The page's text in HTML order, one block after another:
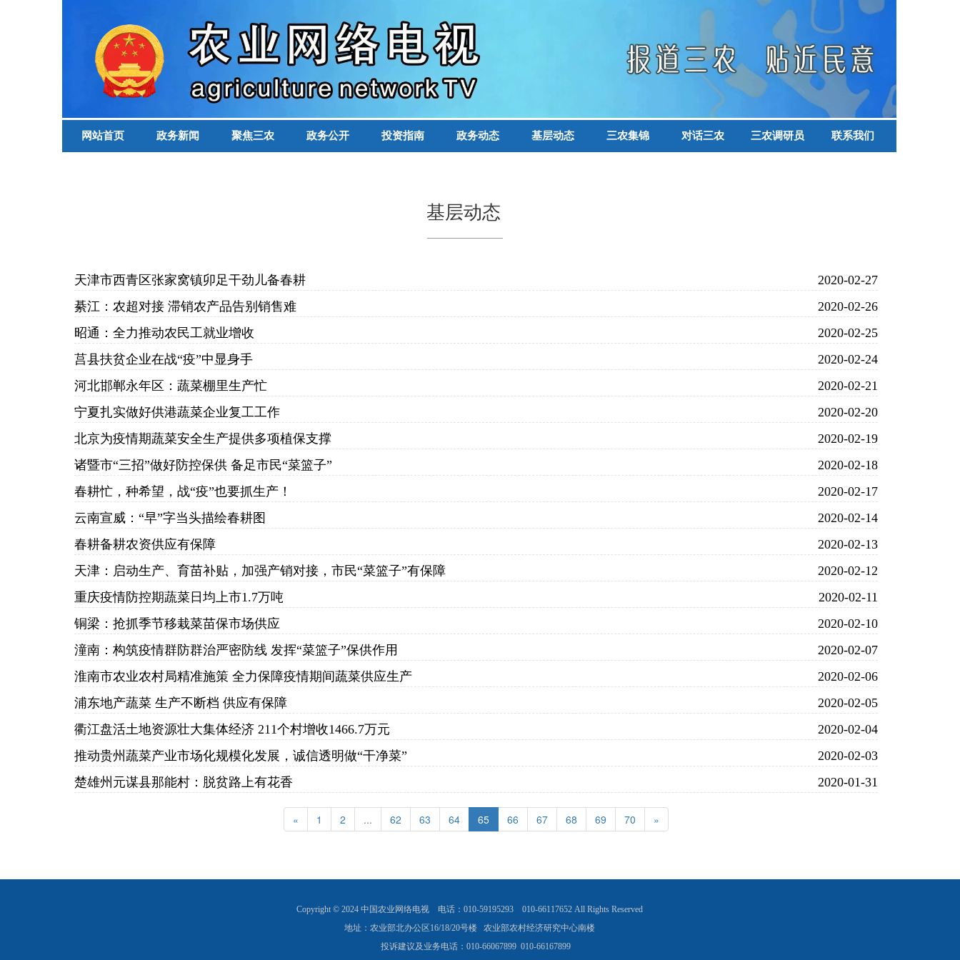
网站首页 政务新闻 聚焦三农 政务公开 投资指南 政务动态 基层动态 三农集锦 对话三农 三农调研员 联系我们
基层动态
天津市西青区张家窝镇卯足干劲儿备春耕
2020-02-27
綦江：农超对接 滞销农产品告别销售难
2020-02-26
昭通：全力推动农民工就业增收
2020-02-25
莒县扶贫企业在战“疫”中显身手
2020-02-24
河北邯郸永年区：蔬菜棚里生产忙
2020-02-21
宁夏扎实做好供港蔬菜企业复工工作
2020-02-20
北京为疫情期蔬菜安全生产提供多项植保支撑
2020-02-19
诸暨市“三招”做好防控保供 备足市民“菜篮子”
2020-02-18
春耕忙，种希望，战“疫”也要抓生产！
2020-02-17
云南宣威：“早”字当头描绘春耕图
2020-02-14
春耕备耕农资供应有保障
2020-02-13
天津：启动生产、育苗补贴，加强产销对接，市民“菜篮子”有保障
2020-02-12
重庆疫情防控期蔬菜日均上市1.7万吨
2020-02-11
铜梁：抢抓季节移栽菜苗保市场供应
2020-02-10
潼南：构筑疫情群防群治严密防线 发挥“菜篮子”保供作用
2020-02-07
淮南市农业农村局精准施策 全力保障疫情期间蔬菜供应生产
2020-02-06
浦东地产蔬菜 生产不断档 供应有保障
2020-02-05
衢江盘活土地资源壮大集体经济 211个村增收1466.7万元
2020-02-04
推动贵州蔬菜产业市场化规模化发展，诚信透明做“干净菜”
2020-02-03
楚雄州元谋县那能村：脱贫路上有花香
2020-01-31
« 1 2 ... 62 63 64 65 66 67 68 69 70 »
Copyright © 2024 中国农业网络电视    电话：010-59195293    010-66117652 All Rights Reserved
地址：农业部北办公区16/18/20号楼   农业部农村经济研究中心南楼
投诉建议及业务电话：010-66067899  010-66167899